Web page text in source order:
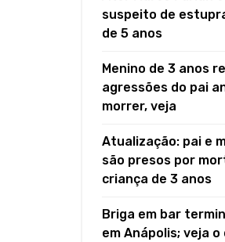
suspeito de
de 5 anos
Menino de 3 anos
agressões do pai
morrer, veja
Atualização: pai e
são presos por
criança de 3 anos
Briga em bar
em Anápolis; veja o